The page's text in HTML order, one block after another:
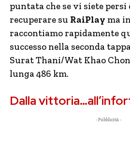
puntata che se vi siete persi
recuperare su RaiPlay ma
raccontiamo rapidamente
successo nella seconda
Surat Thani/Wat Khao
lunga 486 km.
Dalla
- Pubblicità -